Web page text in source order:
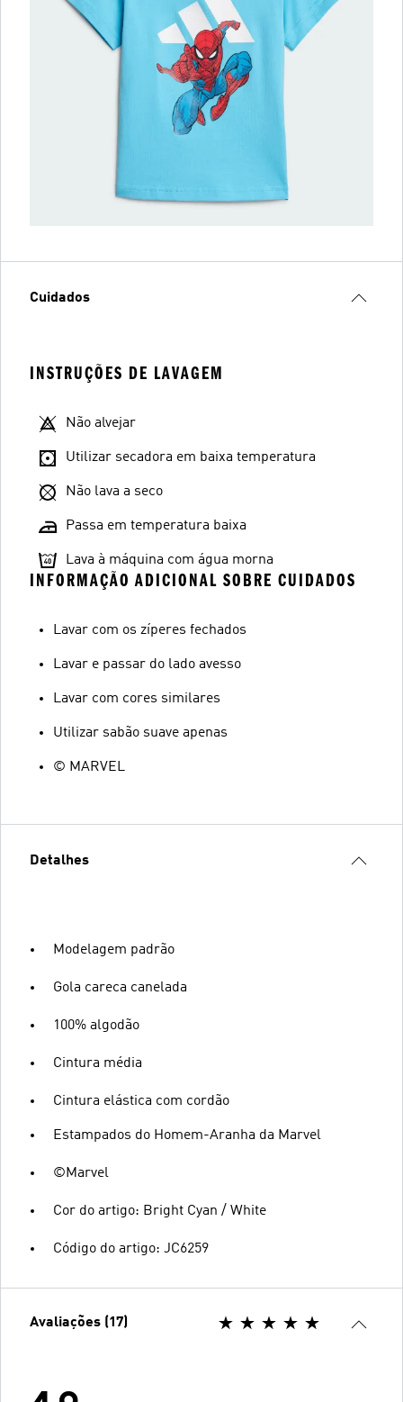
Cuidados
INSTRUÇÕES DE LAVAGEM
Não alvejar
Utilizar secadora em baixa temperatura
Não lava a seco
Passa em temperatura baixa
Lava à máquina com água morna
INFORMAÇÃO ADICIONAL SOBRE CUIDADOS
Lavar com os zíperes fechados
Lavar e passar do lado avesso
Lavar com cores similares
Utilizar sabão suave apenas
© MARVEL
Detalhes
Modelagem padrão
Gola careca canelada
100% algodão
Cintura média
Cintura elástica com cordão
Estampados do Homem-Aranha da Marvel
©Marvel
Cor do artigo: Bright Cyan / White
Código do artigo: JC6259
Avaliações (17)